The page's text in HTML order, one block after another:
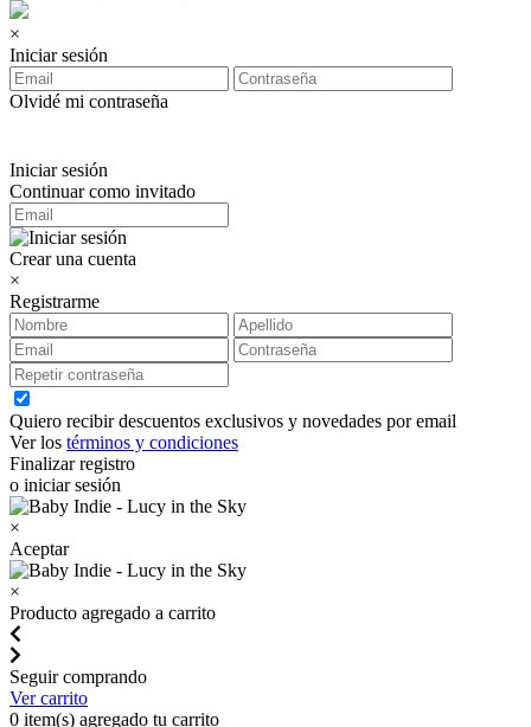
×
Iniciar sesión
Olvidé mi contraseña
Iniciar sesión
Continuar como invitado
Crear una cuenta
×
Registrarme
Quiero recibir descuentos exclusivos y novedades por email
Ver los términos y condiciones
Finalizar registro
o iniciar sesión
×
Aceptar
×
Producto agregado a carrito
Seguir comprando
Ver carrito
0 item(s) agregado tu carrito